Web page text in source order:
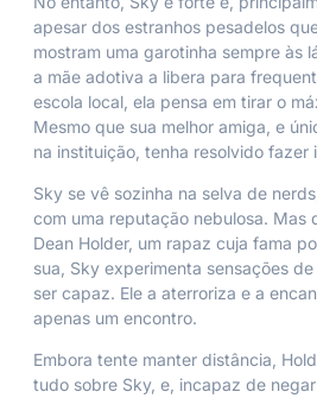
apesar dos estranhos pesadelos
mostram uma garotinha sempre às
a mãe adotiva a libera para
escola local, ela pensa em tirar o
Mesmo que sua melhor amiga, e
na instituição, tenha resolvido fazer
Sky se vê sozinha na selva de
com uma reputação nebulosa. Mas
Dean Holder, um rapaz cuja fama
sua, Sky experimenta sensações
ser capaz. Ele a aterroriza e a
apenas um encontro.
Embora tente manter distância,
tudo sobre Sky, e, incapaz de